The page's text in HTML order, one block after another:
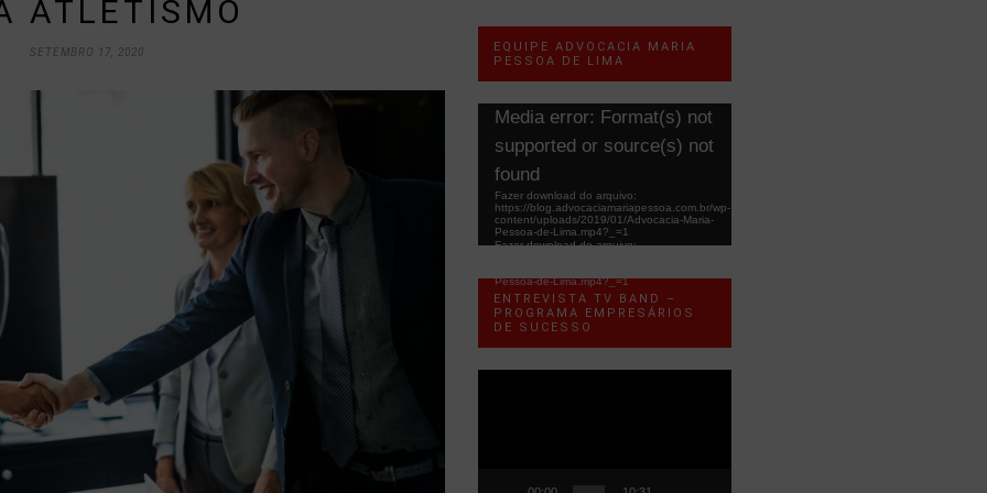
ATLETISMO
SETEMBRO 17, 2020
EQUIPE ADVOCACIA MARIA
PESSOA DE LIMA
Tocador
vídeo
Media error: Format(s) not
supported or source(s) not
found
Fazer download do arquivo:
https://blog.advocaciamariapessoa.com.br/wp-
content/uploads/2019/01/Advocacia-Maria-
Pessoa-de-Lima.mp4?_=1
Fazer download do arquivo:
Pessoa-de-Lima.mp4?_=1
ENTREVISTA TV BAND –
PROGRAMA EMPRESÁRIOS
DE SUCESSO